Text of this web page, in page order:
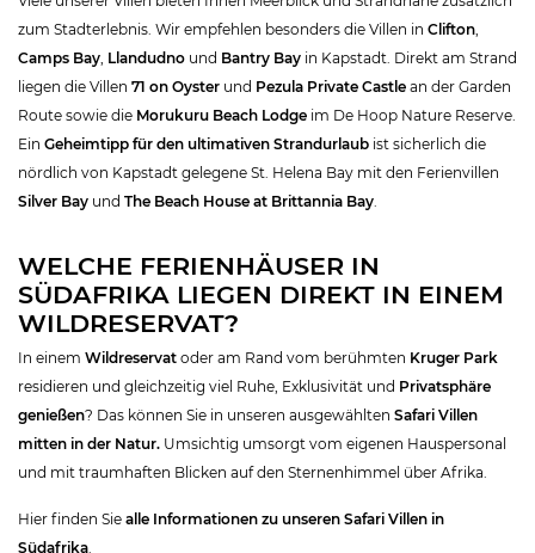
zum Stadterlebnis. Wir empfehlen besonders die Villen in Clifton,
Camps Bay, Llandudno und Bantry Bay in Kapstadt. Direkt am Strand
liegen die Villen 71 on Oyster und Pezula Private Castle an der Garden
Route sowie die Morukuru Beach Lodge im De Hoop Nature Reserve.
Ein Geheimtipp für den ultimativen Strandurlaub ist sicherlich die
nördlich von Kapstadt gelegene St. Helena Bay mit den Ferienvillen
Silver Bay und The Beach House at Brittannia Bay.
WELCHE FERIENHÄUSER IN
SÜDAFRIKA LIEGEN DIREKT IN EINEM
WILDRESERVAT?
In einem Wildreservat oder am Rand vom berühmten Kruger Park
residieren und gleichzeitig viel Ruhe, Exklusivität und Privatsphäre
genießen? Das können Sie in unseren ausgewählten Safari Villen
mitten in der Natur. Umsichtig umsorgt vom eigenen Hauspersonal
und mit traumhaften Blicken auf den Sternenhimmel über Afrika.
Hier finden Sie alle Informationen zu unseren Safari Villen in
Südafrika.